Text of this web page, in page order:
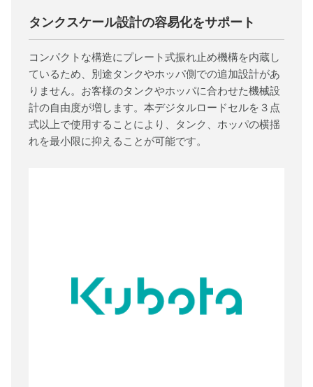
タンクスケール設計の容易化をサポート
コンパクトな構造にプレート式振れ止め機構を内蔵し
ているため、別途タンクやホッパ側での追加設計があ
りません。お客様のタンクやホッパに合わせた機械設
計の自由度が増します。本デジタルロードセルを３点
式以上で使用することにより、タンク、ホッパの横揺
れを最小限に抑えることが可能です。